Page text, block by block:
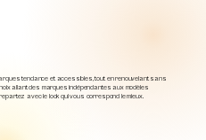
tendance et accessibles, tout en renouvelant sans
allant des marques indépendantes aux modèles
avec le look qui vous correspond le mieux.